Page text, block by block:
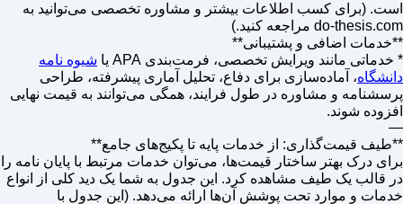
است. (برای کسب اطلاعات بیشتر و مشاوره تخصصی می‌توانید به
do-thesis.com مراجعه کنید.)
**خدمات اضافی و پشتیبانی**
* خدماتی مانند ویرایش تخصصی، فرمت‌بندی APA یا
شیوه نامه
دانشگاه، آماده‌سازی برای دفاع، تحلیل آماری پیشرفته، طراحی
پرسشنامه و مشاوره در طول فرایند، همگی می‌توانند به قیمت نهایی
افزوده شوند.
—
**طیف قیمت‌گذاری: از خدمات پایه تا پکیج‌های جامع**
برای درک بهتر ساختار قیمت‌ها، می‌توان خدمات مرتبط با پایان نامه را
در قالب یک طیف مشاهده کرد. این جدول به شما یک دید کلی از انواع
خدمات و موارد تحت پوشش آن‌ها ارائه می‌دهد. (این جدول با